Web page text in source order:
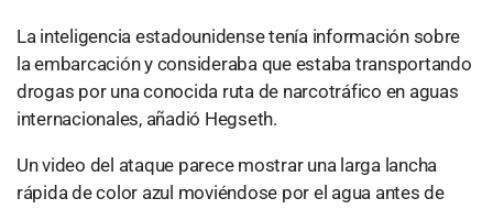
La inteligencia estadounidense tenía información sobre
la embarcación y consideraba que estaba transportando
drogas por una conocida ruta de narcotráfico en aguas
internacionales, añadió Hegseth.
Un video del ataque parece mostrar una larga lancha
rápida de color azul moviéndose por el agua antes de